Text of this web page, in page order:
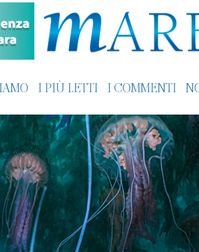
I PIÙ LETTI I COMMENTI